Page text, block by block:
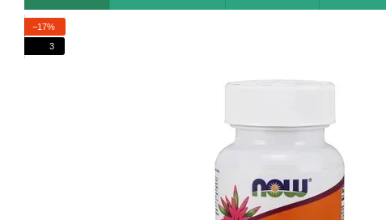
−17%
3